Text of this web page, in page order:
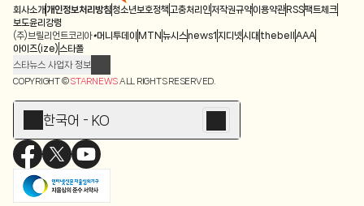
회사소개 개인정보처리방침청소년보호정책 고충처리인저작권규약이용약관 RSS팩트체크
보도윤리강령
(주)브릴리언트코리아 머니투데이 MTN 뉴시스news1 지디넷시대 thebell AAA
아이즈(ize) 스타폴
스타뉴스 사업자 정보
주소: 서울시 종로구 청계천로 11(서린동, 청계한국빌딩)
청소년 보호책임자: 문완식
등록번호:서울 아01055
등록일:2009.12.10
제호:스타뉴스
발행일:2009.12.10
전화번호: 02-767-6843ㆍ02-724-0985
COPYRIGHT ©STARNEWSALL RIGHTS RESERVED.
한국어 - KO